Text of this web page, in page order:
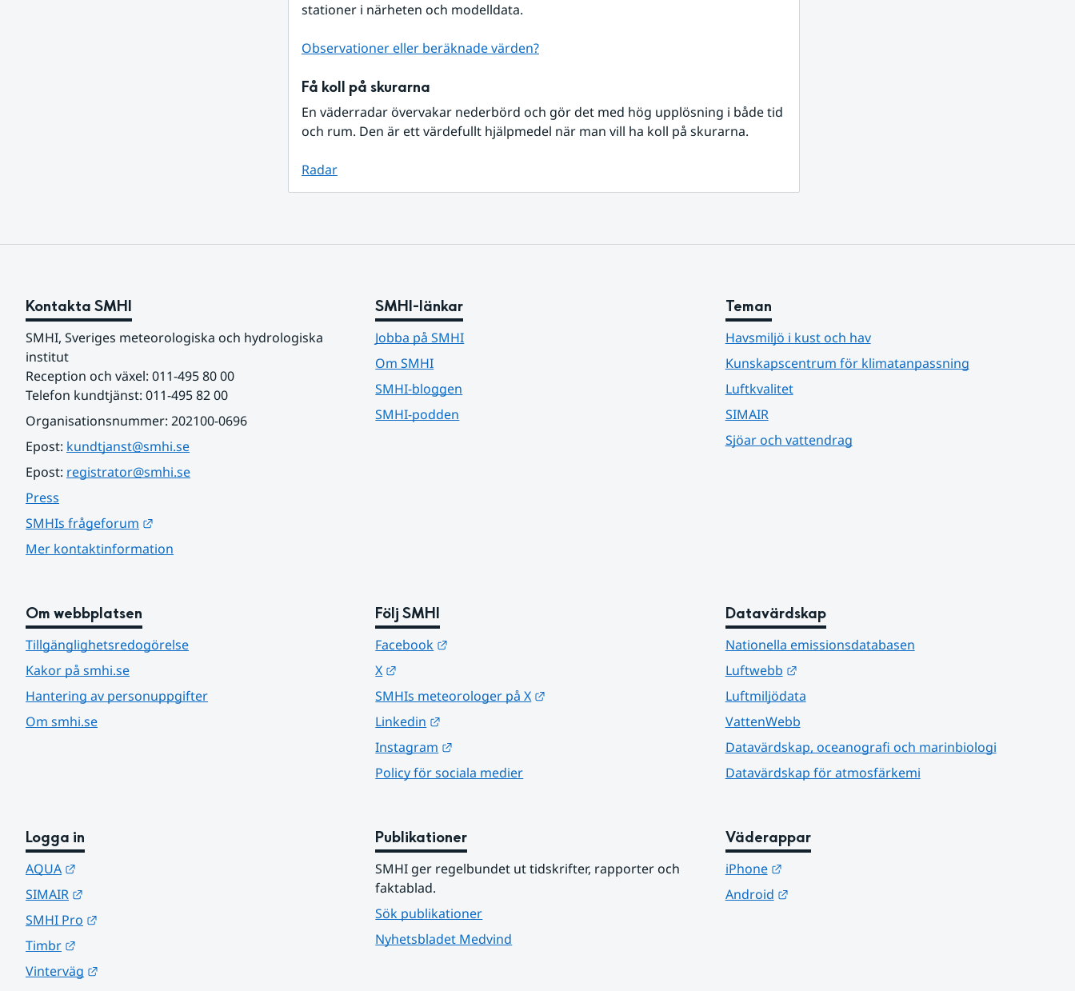
stationer i närheten och modelldata.
Observationer eller beräknade värden?
Få koll på skurarna
En väderradar övervakar nederbörd och gör det med hög upplösning i både tid
och rum. Den är ett värdefullt hjälpmedel när man vill ha koll på skurarna.
Radar
Kontakta SMHI
SMHI, Sveriges meteorologiska och hydrologiska
institut
Reception och växel: 011-495 80 00
Telefon kundtjänst: 011-495 82 00
Organisationsnummer: 202100-0696
Epost: kundtjanst@smhi.se
Epost: registrator@smhi.se
Press
SMHIs frågeforum
Mer kontaktinformation
SMHI-länkar
Jobba på SMHI
Om SMHI
SMHI-bloggen
SMHI-podden
Teman
Havsmiljö i kust och hav
Kunskapscentrum för klimatanpassning
Luftkvalitet
SIMAIR
Sjöar och vattendrag
Om webbplatsen
Tillgänglighetsredogörelse
Kakor på smhi.se
Hantering av personuppgifter
Om smhi.se
Följ SMHI
Facebook
X
SMHIs meteorologer på X
Linkedin
Instagram
Policy för sociala medier
Datavärdskap
Nationella emissionsdatabasen
Luftwebb
Länk till annan webbplats.
Luftmiljödata
VattenWebb
Datavärdskap, oceanografi och marinbiologi
Datavärdskap för atmosfärkemi
Logga in
AQUA
SIMAIR
SMHI Pro
Timbr
Vinterväg
Publikationer
SMHI ger regelbundet ut tidskrifter, rapporter och
faktablad.
Sök publikationer
Nyhetsbladet Medvind
Väderappar
iPhone
Länk till annan webbplats.
Android
Länk till annan webbplats.